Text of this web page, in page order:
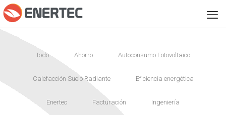
Todo Ahorro Autoconsumo Fotovoltaico
Calefacción Suelo Radiante Eficiencia energética
Enertec Facturación Ingeniería